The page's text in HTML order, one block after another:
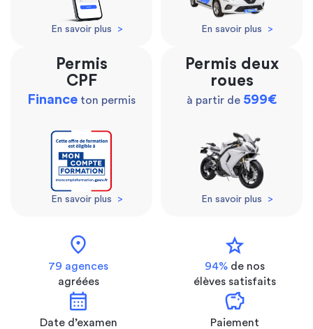
En savoir plus > En savoir plus >
Permis
CPF
Finance ton permis
En savoir plus >
Permis deux
roues
à partir de 599€
En savoir plus >
location_on
79 agences
agréées
star
94% de nos
élèves satisfaits
calendar_month
Date d’examen
savings
Paiement